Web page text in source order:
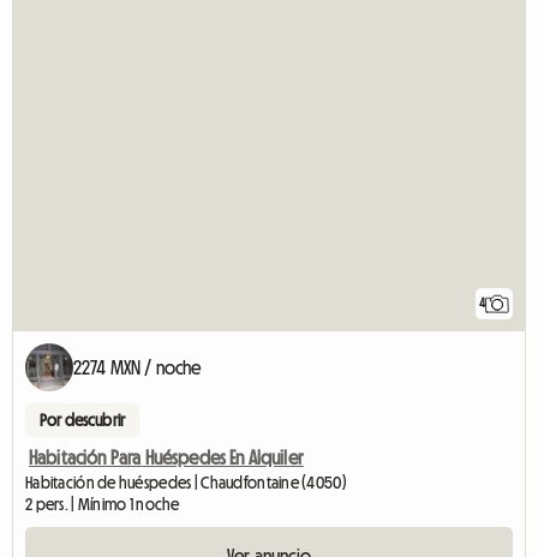
4
2274 MXN / noche
Por descubrir
Habitación Para Huéspedes En Alquiler
Habitación de huéspedes | Chaudfontaine (4050)
2 pers. | Mínimo 1 noche